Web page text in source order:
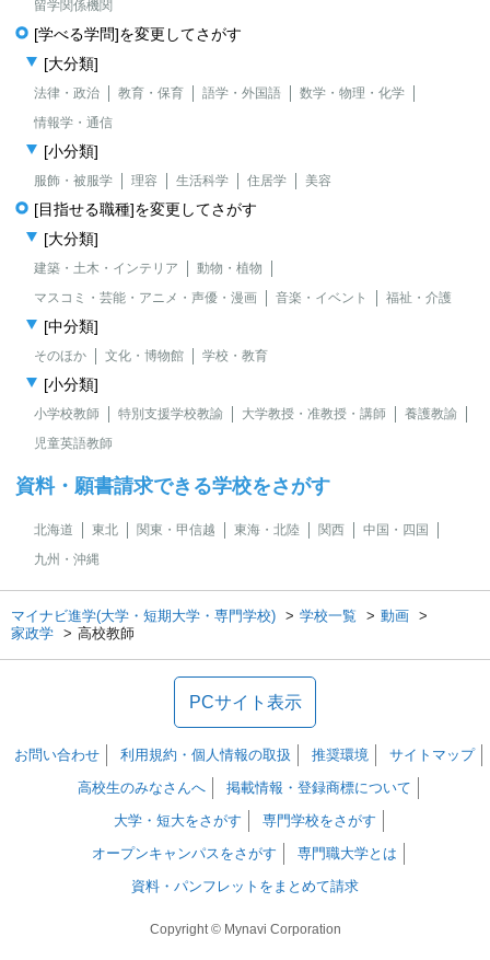
留学関係機関
[学べる学問]を変更してさがす
[大分類]
法律・政治 教育・保育 語学・外国語
数学・物理・化学
情報学・通信
[小分類]
服飾・被服学 理容 生活科学 住居学 美容
[目指せる職種]を変更してさがす
[大分類]
建築・土木・インテリア
動物・植物
マスコミ・芸能・アニメ・声優・漫画
音楽・イベント 福祉・介護
[中分類]
そのほか 文化・博物館 学校・教育
[小分類]
小学校教師 特別支援学校教諭 大学教授・准教授・講師
養護教諭
児童英語教師
資料・願書請求できる学校をさがす
北海道 東北 関東・甲信越 東海・北陸 関西
中国・四国
九州・沖縄
マイナビ進学(大学・短期大学・専門学校) 学校一覧
動画
家政学
高校教師
PCサイト表示
お問い合わせ 利用規約・個人情報の取扱 推奨環境
サイトマップ
高校生のみなさんへ
掲載情報・登録商標について
大学・短大をさがす
専門学校をさがす
オープンキャンパスをさがす
専門職大学とは
資料・パンフレットをまとめて請求
Copyright © Mynavi Corporation